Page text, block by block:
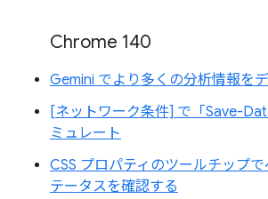
Chrome 140
Gemini でより多くの分析情報を
[ネットワーク条件] で「Save-
ミュレート
CSS プロパティのツールチップ
テータスを確認する